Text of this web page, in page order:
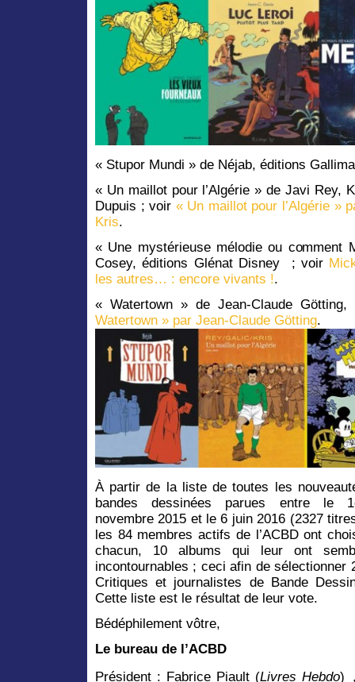
« Stupor Mundi » de Néjab, éditions
« Un maillot pour l’Algérie » de Javi Rey,
Dupuis ; voir « Un maillot pour l’Algérie »
Kris.
« Une mystérieuse mélodie ou comment
Cosey, éditions Glénat Disney ; voir
les autres… : encore vivants !.
« Watertown » de Jean-Claude
Watertown » par Jean-Claude Götting.
À partir de la liste de toutes les
bandes dessinées parues entre le
novembre 2015 et le 6 juin 2016 (2327
les 84 membres actifs de l’ACBD ont
chacun, 10 albums qui leur ont
incontournables ; ceci afin de sélectionner
Critiques et journalistes de Bande
Cette liste est le résultat de leur vote.
Bédéphilement vôtre,
Le bureau de l’ACBD
Président : Fabrice Piault (Livres Hebdo)